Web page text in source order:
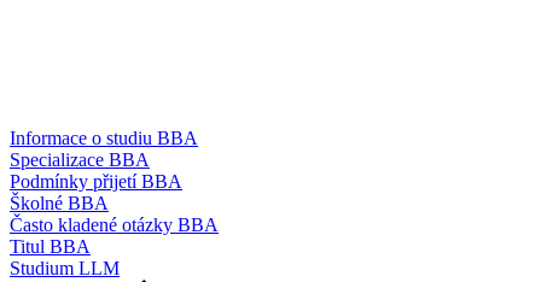
Informace o studiu BBA
Specializace BBA
Podmínky přijetí BBA
Školné BBA
Často kladené otázky BBA
Titul BBA
Studium LLM